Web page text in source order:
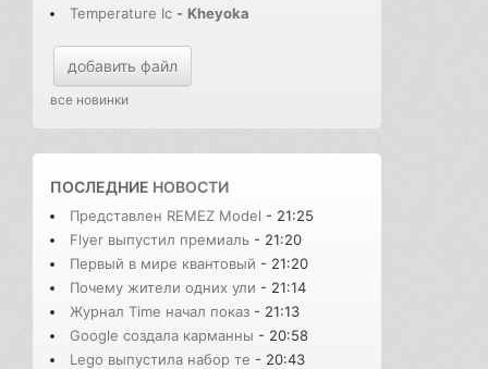
Temperature Ic - Kheyoka
добавить файл
все новинки
ПОСЛЕДНИЕ НОВОСТИ
Представлен REMEZ Model - 21:25
Flyer выпустил премиаль - 21:20
Первый в мире квантовый - 21:20
Почему жители одних ули - 21:14
Журнал Time начал показ - 21:13
Google создала карманны - 20:58
Lego выпустила набор те - 20:43